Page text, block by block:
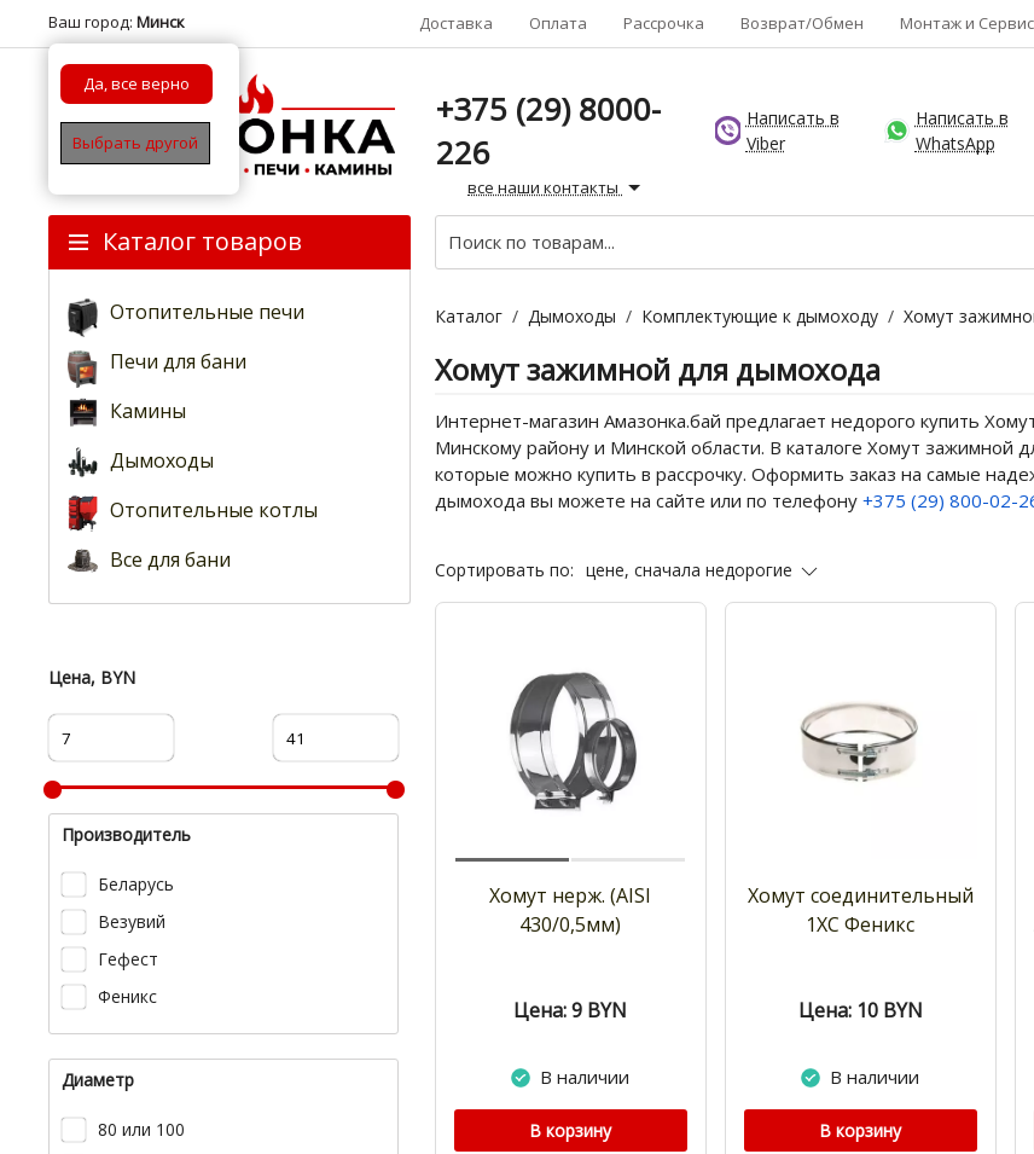
Ваш город: Минск
Да, все верно
Выбрать другой
Доставка Оплата Рассрочка Возврат/Обмен Монтаж и Сервис
+375 (29) 8000-
226
все наши контакты
Написать в
Viber
Написать в
WhatsApp
Каталог товаров
Отопительные печи
Печи для бани
Камины
Дымоходы
Отопительные котлы
Все для бани
Цена, BYN
Производитель
Беларусь
Везувий
Гефест
Феникс
Диаметр
80 или 100
Каталог / Дымоходы / Комплектующие к дымоходу / Хомут
Хомут зажимной для дымохода
Интернет-магазин Амазонка.бай предлагает недорого купить
Минскому району и Минской области. В каталоге Хомут зажимной
которые можно купить в рассрочку. Оформить заказ на самые
дымохода вы можете на сайте или по телефону +375 (29) 800-02-
Сортировать по: цене, сначала недорогие
Хомут нерж. (AISI
430/0,5мм)
Цена: 9 BYN
В наличии
В корзину
Хомут соединительный
1ХС Феникс
Цена: 10 BYN
В наличии
В корзину